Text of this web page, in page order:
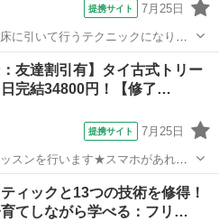
提携サイト 7月25日
に引いて行うテクニックになりま
体感して頂きます。お客様は洋服
へ圧をゆっくり加えながら押して
ね備え...
：友達割引有】タイ古式トリー
日完結34800円！【修了…
提携サイト 7月25日
スンを行います★スマホがあれば
行うテクニックになります。レッ
頂きます。お客様は洋服を脱がず
っく...
ィックと13つの技術を修得！
育てしながら学べる：フリ…